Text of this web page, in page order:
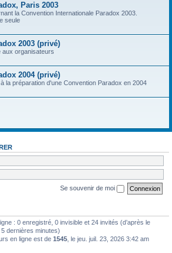
Paris 2003
la Convention Internationale Paradox 2003.
seule
2003 (privé)
organisateurs
2004 (privé)
la préparation d'une Convention Paradox en 2004
Se souvenir de moi
: 0 enregistré, 0 invisible et 24 invités (d’après le
dernières minutes)
en ligne est de 1545 , le jeu. juil. 23, 2026 3:42 am